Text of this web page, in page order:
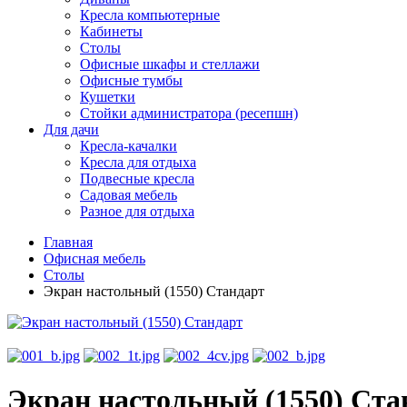
Кресла компьютерные
Кабинеты
Столы
Офисные шкафы и стеллажи
Офисные тумбы
Кушетки
Стойки администратора (ресепшн)
Для дачи
Кресла-качалки
Кресла для отдыха
Подвесные кресла
Садовая мебель
Разное для отдыха
Главная
Офисная мебель
Столы
Экран настольный (1550) Стандарт
Экран настольный (1550)